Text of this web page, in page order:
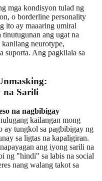
mga kondisyon tulad ng
o borderline personality
ito ay maaaring umiral
ang ugat na
neurotype,
suporta. Ang pagkilala sa
na Sarili
na nagbibigay
kailangan mong
ay tungkol sa pagbibigay ng
sa ligtas na kapaligiran.
ang iyong sarili na
ng "hindi" sa labis na social
nang walang takot sa